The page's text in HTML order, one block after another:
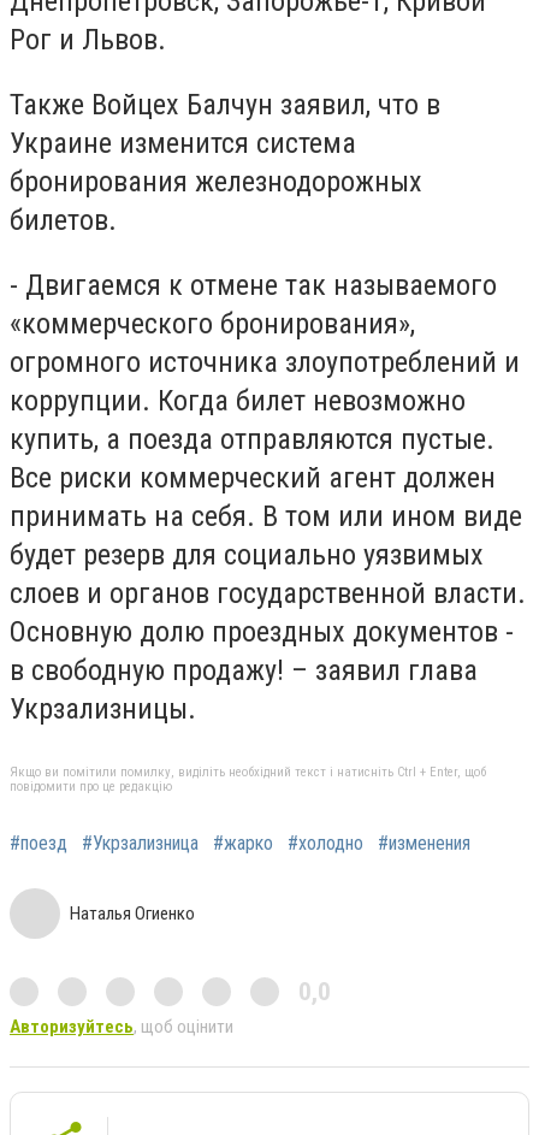
Рог и Львов.
Также Войцех Балчун заявил, что в
Украине изменится система
бронирования железнодорожных
билетов.
- Двигаемся к отмене так называемого
«коммерческого бронирования»,
огромного источника злоупотреблений и
коррупции. Когда билет невозможно
купить, а поезда отправляются пустые.
Все риски коммерческий агент должен
принимать на себя. В том или ином виде
будет резерв для социально уязвимых
слоев и органов государственной власти.
Основную долю проездных документов -
в свободную продажу! – заявил глава
Укрзализницы.
Якщо ви помітили помилку, виділіть необхідний текст і натисніть Ctrl + Enter, щоб
повідомити про це редакцію
#поезд #Укрзализница #жарко #холодно #изменения
Наталья Огиенко
0,0
Авторизуйтесь, щоб оцінити